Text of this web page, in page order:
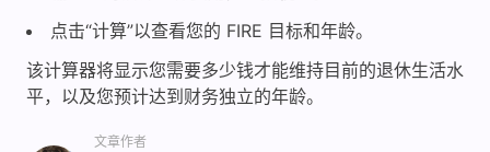
点击“计算”以查看您的 FIRE 目标和年龄。
该计算器将显示您需要多少钱才能维持目前的退休生活水
平，以及您预计达到财务独立的年龄。
文章作者